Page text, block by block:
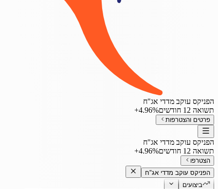
הפניקס עוקב מדדי אג"ח
תשואה 12 חודשים
‎+4.96%
פרטים והצטרפות
הפניקס עוקב מדדי אג"ח
תשואה 12 חודשים
‎+4.96%
הצטרפו
הפניקס עוקב מדדי אג"ח
ביצועים